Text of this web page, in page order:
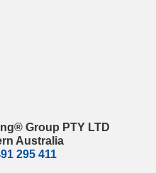
Group PTY LTD
Australia
295 411